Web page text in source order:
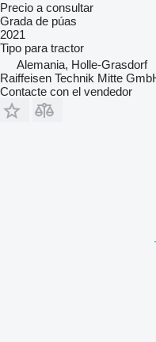
Precio a consultar
Grada de púas
2021
Tipo para tractor
Alemania, Holle-Grasdorf
Raiffeisen Technik Mitte
Contacte con el vendedor